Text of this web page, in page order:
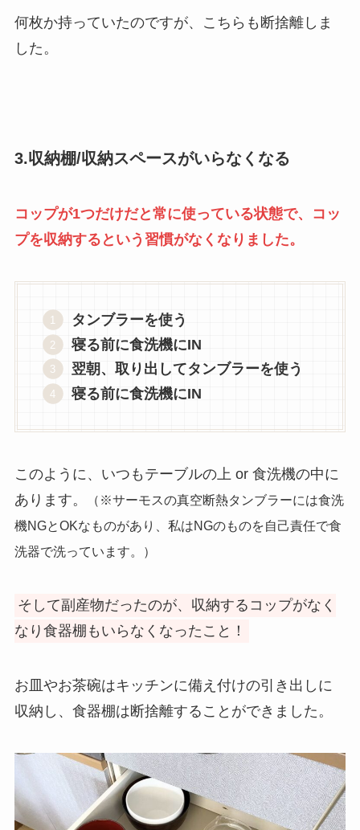
何枚か持っていたのですが、こちらも断捨離しま
した。
3.収納棚/収納スペースがいらなくなる
コップが1つだけだと常に使っている状態で、コッ
プを収納するという習慣がなくなりました。
タンブラーを使う
寝る前に食洗機にIN
翌朝、取り出してタンブラーを使う
寝る前に食洗機にIN
このように、いつもテーブルの上 or 食洗機の中に
あります。
（※サーモスの真空断熱タンブラーには食洗
機NGとOKなものがあり、私はNGのものを自己責任で食
洗器で洗っています。）
そして副産物だったのが、収納するコップがなく
なり食器棚もいらなくなったこと！
お皿やお茶碗はキッチンに備え付けの引き出しに
収納し、食器棚は断捨離することができました。